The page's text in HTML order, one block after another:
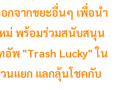
กจากขยะอื่นๆ เพื่อนำ
ม่ พร้อมร่วมสนับสนุน
อัพ "Trash Lucky" ใน
นแยก แลกลุ้นโชคกับ